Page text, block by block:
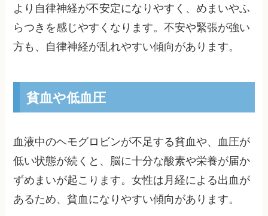
より自律神経が不安定になりやすく、めまいやふ
らつきを感じやすくなります。不安や緊張が強い
方も、自律神経が乱れやすい傾向があります。
貧血や低血圧
血液中のヘモグロビンが不足する貧血や、血圧が
低い状態が続くと、脳に十分な酸素や栄養が届か
ずめまいが起こります。女性は月経による出血が
あるため、貧血になりやすい傾向があります。